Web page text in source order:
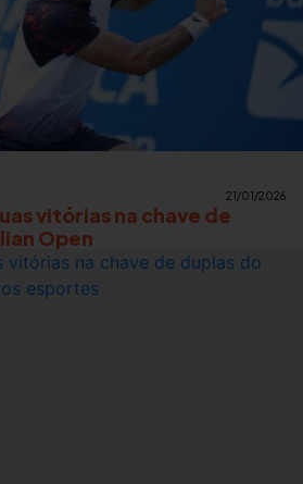
21/01/2026
vitórias na chave de
Open